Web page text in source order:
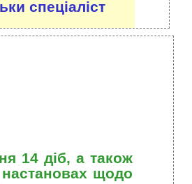
спеціаліст
14 діб, а також
настановах щодо